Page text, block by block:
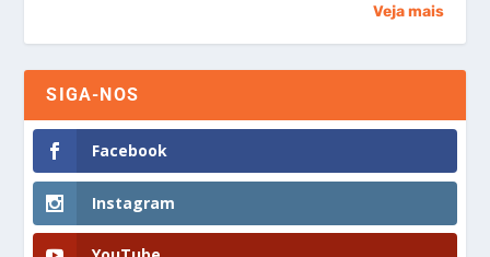
Veja mais
SIGA-NOS
Facebook
Instagram